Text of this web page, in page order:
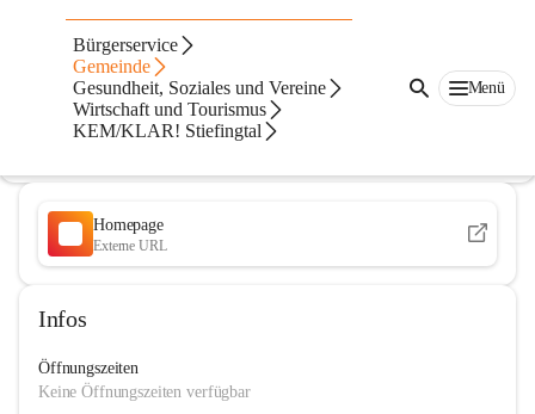
Bürgerservice
Gemeinde
Gesundheit, Soziales und Vereine
Wirtschaft und Tourismus
KEM/KLAR! Stiefingtal
Menü
Mittelschule St. Georgen/Stiefing
@mittelschule-st-georgenstiefing
Mittelschule
In CITIES öffnen
Homepage
Externe URL
Infos
Öffnungszeiten
Keine Öffnungszeiten verfügbar